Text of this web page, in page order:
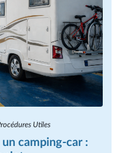
camping-car :
Utiles